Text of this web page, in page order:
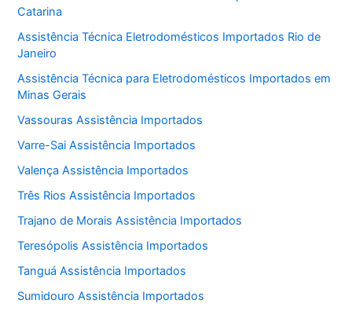
Catarina
Assistência Técnica Eletrodomésticos Importados Rio de
Janeiro
Assistência Técnica para Eletrodomésticos Importados em
Minas Gerais
Vassouras Assistência Importados
Varre-Sai Assistência Importados
Valença Assistência Importados
Três Rios Assistência Importados
Trajano de Morais Assistência Importados
Teresópolis Assistência Importados
Tanguá Assistência Importados
Sumidouro Assistência Importados